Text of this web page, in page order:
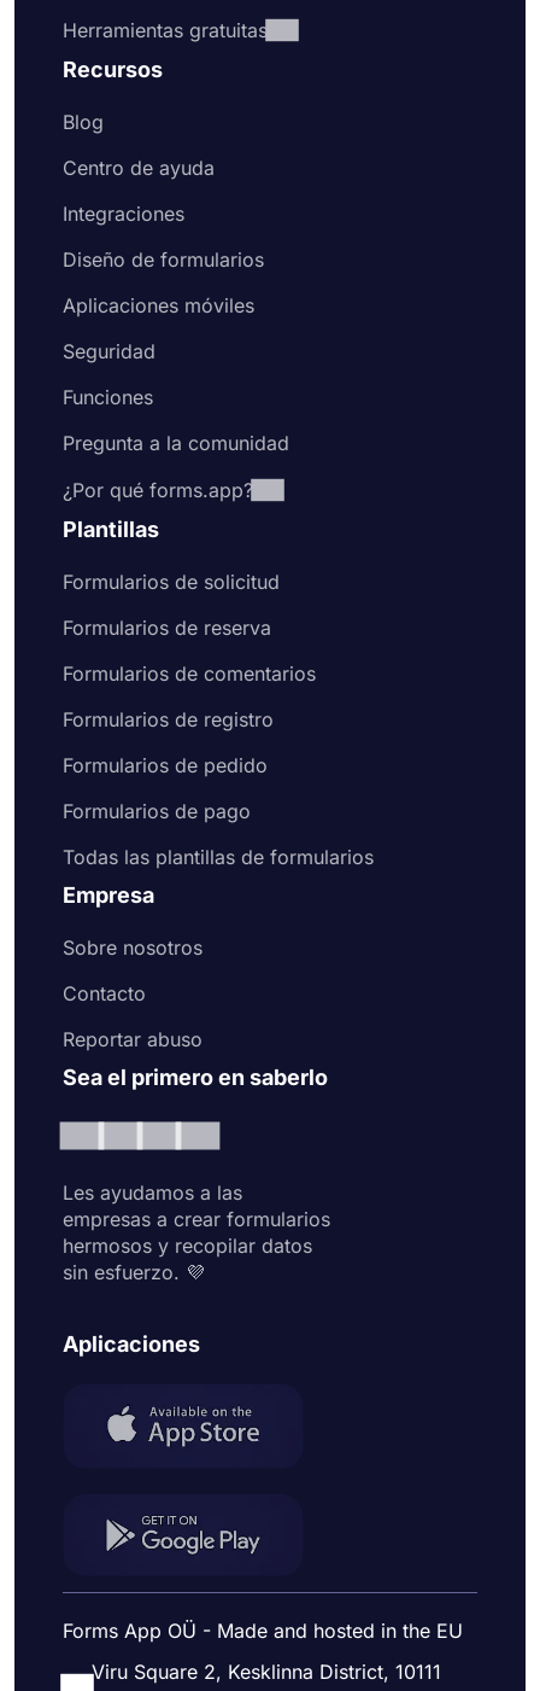
Herramientas gratuitas
Recursos
Blog
Centro de ayuda
Integraciones
Diseño de formularios
Aplicaciones móviles
Seguridad
Funciones
Pregunta a la comunidad
¿Por qué forms.app?
Plantillas
Formularios de solicitud
Formularios de reserva
Formularios de comentarios
Formularios de registro
Formularios de pedido
Formularios de pago
Todas las plantillas de formularios
Empresa
Sobre nosotros
Contacto
Reportar abuso
Sea el primero en saberlo
Les ayudamos a las
empresas a crear formularios
hermosos y recopilar datos
sin esfuerzo. 💜
Aplicaciones
Forms App OÜ - Made and hosted in the EU
Viru Square 2, Kesklinna District, 10111